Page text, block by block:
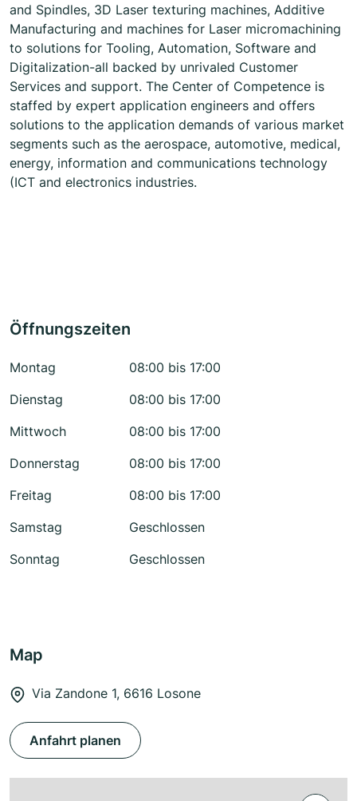
and Spindles, 3D Laser texturing machines, Additive
Manufacturing and machines for Laser micromachining
to solutions for Tooling, Automation, Software and
Digitalization-all backed by unrivaled Customer
Services and support. The Center of Competence is
staffed by expert application engineers and offers
solutions to the application demands of various market
segments such as the aerospace, automotive, medical,
energy, information and communications technology
(ICT and electronics industries.
Öffnungszeiten
Montag
08:00 bis 17:00
Dienstag
08:00 bis 17:00
Mittwoch
08:00 bis 17:00
Donnerstag
08:00 bis 17:00
Freitag
08:00 bis 17:00
Samstag
Geschlossen
Sonntag
Geschlossen
Map
Via Zandone 1, 6616 Losone
Anfahrt planen